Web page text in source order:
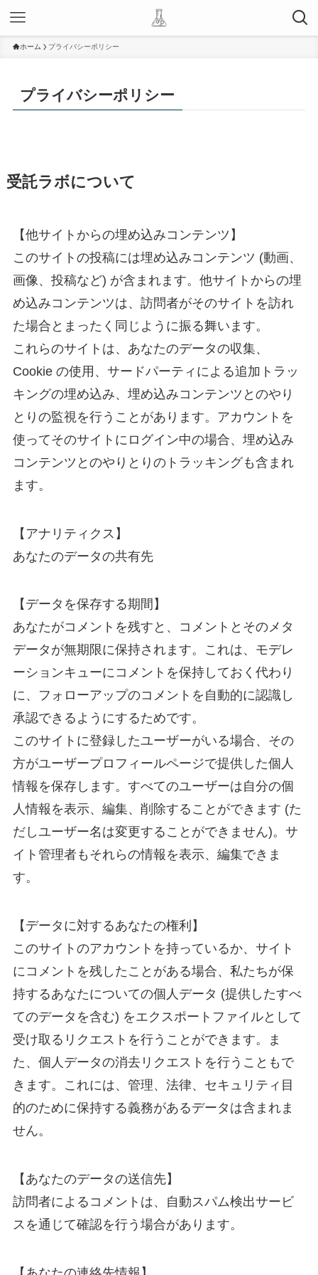
ホーム プライバシーポリシー
プライバシーポリシー
受託ラボについて
【他サイトからの埋め込みコンテンツ】
このサイトの投稿には埋め込みコンテンツ (動画、
画像、投稿など) が含まれます。他サイトからの埋
め込みコンテンツは、訪問者がそのサイトを訪れ
た場合とまったく同じように振る舞います。
これらのサイトは、あなたのデータの収集、
Cookie の使用、サードパーティによる追加トラッ
キングの埋め込み、埋め込みコンテンツとのやり
とりの監視を行うことがあります。アカウントを
使ってそのサイトにログイン中の場合、埋め込み
コンテンツとのやりとりのトラッキングも含まれ
ます。
【アナリティクス】
あなたのデータの共有先
【データを保存する期間】
あなたがコメントを残すと、コメントとそのメタ
データが無期限に保持されます。これは、モデレ
ーションキューにコメントを保持しておく代わり
に、フォローアップのコメントを自動的に認識し
承認できるようにするためです。
このサイトに登録したユーザーがいる場合、その
方がユーザープロフィールページで提供した個人
情報を保存します。すべてのユーザーは自分の個
人情報を表示、編集、削除することができます (た
だしユーザー名は変更することができません)。サ
イト管理者もそれらの情報を表示、編集できま
す。
【データに対するあなたの権利】
このサイトのアカウントを持っているか、サイト
にコメントを残したことがある場合、私たちが保
持するあなたについての個人データ (提供したすべ
てのデータを含む) をエクスポートファイルとして
受け取るリクエストを行うことができます。ま
た、個人データの消去リクエストを行うこともで
きます。これには、管理、法律、セキュリティ目
的のために保持する義務があるデータは含まれま
せん。
【あなたのデータの送信先】
訪問者によるコメントは、自動スパム検出サービ
スを通じて確認を行う場合があります。